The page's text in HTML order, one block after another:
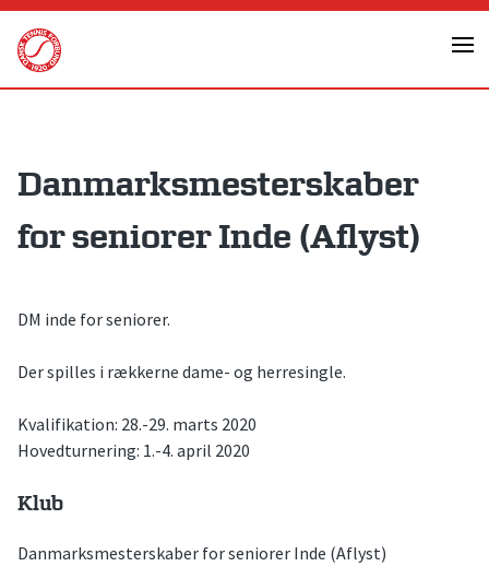
Skip
content
Danmarksmesterskaber
for seniorer Inde (Aflyst)
DM inde for seniorer.
Der spilles i rækkerne dame- og herresingle.
Kvalifikation: 28.-29. marts 2020
Hovedturnering: 1.-4. april 2020
Klub
Danmarksmesterskaber for seniorer Inde (Aflyst)